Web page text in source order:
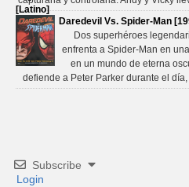
Daredevil Vs. Spider-Man
Dos superhéroes
enfrenta a Spider-Man en
en un mundo de eterna
defiende a Peter Parker durante el
Subscribe
Login